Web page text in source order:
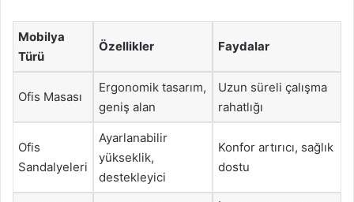
Mobilya
Türü
Özellikler Faydalar
Ofis Masası
Ergonomik tasarım,
geniş alan
Uzun süreli çalışma
rahatlığı
Ofis
Sandalyeleri
Ayarlanabilir
yükseklik,
destekleyici
Konfor artırıcı, sağlık
dostu